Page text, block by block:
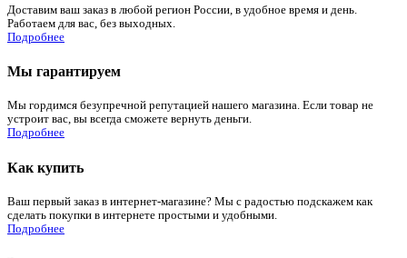
Доставим ваш заказ в любой регион России, в удобное время и день.
Работаем для вас, без выходных.
Подробнее
Мы гарантируем
Мы гордимся безупречной репутацией нашего магазина. Если товар не
устроит вас, вы всегда сможете вернуть деньги.
Подробнее
Как купить
Ваш первый заказ в интернет-магазине? Мы с радостью подскажем как
сделать покупки в интернете простыми и удобными.
Подробнее